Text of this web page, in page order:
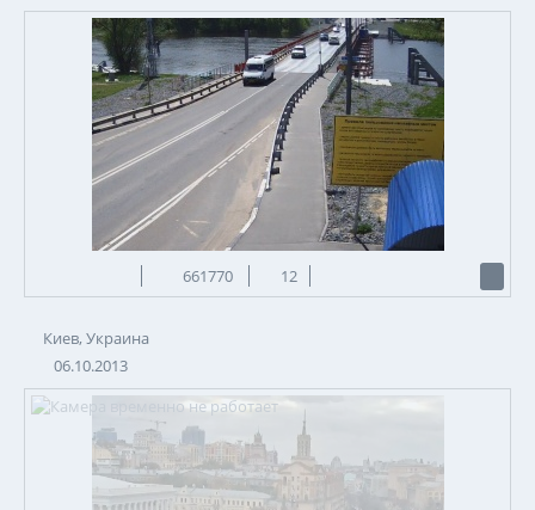
661770 12
Киев, Украина
06.10.2013